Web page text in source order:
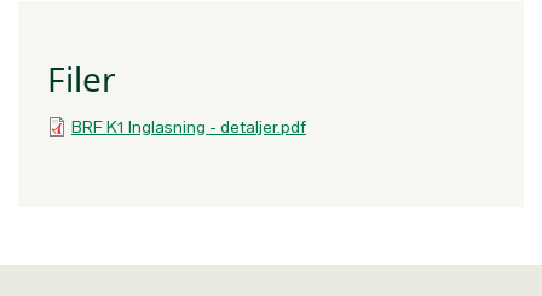
Filer
BRF K1 Inglasning - detaljer.pdf